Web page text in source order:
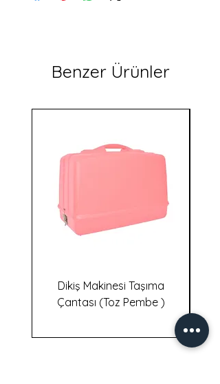
Benzer Ürünler
Dikiş Makinesi Taşıma
Çantası (Toz Pembe )